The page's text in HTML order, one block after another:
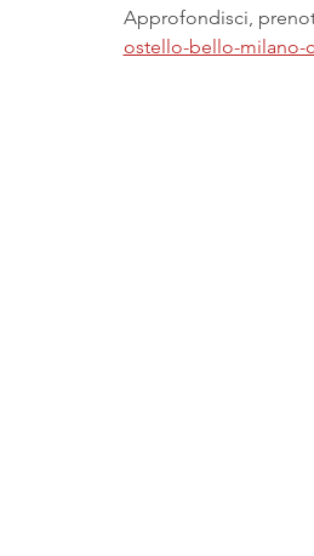
Approfondisci,
ostello-bello-milano-